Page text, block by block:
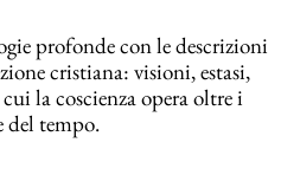
profonde con le descrizioni
cristiana: visioni, estasi,
la coscienza opera oltre i
tempo.